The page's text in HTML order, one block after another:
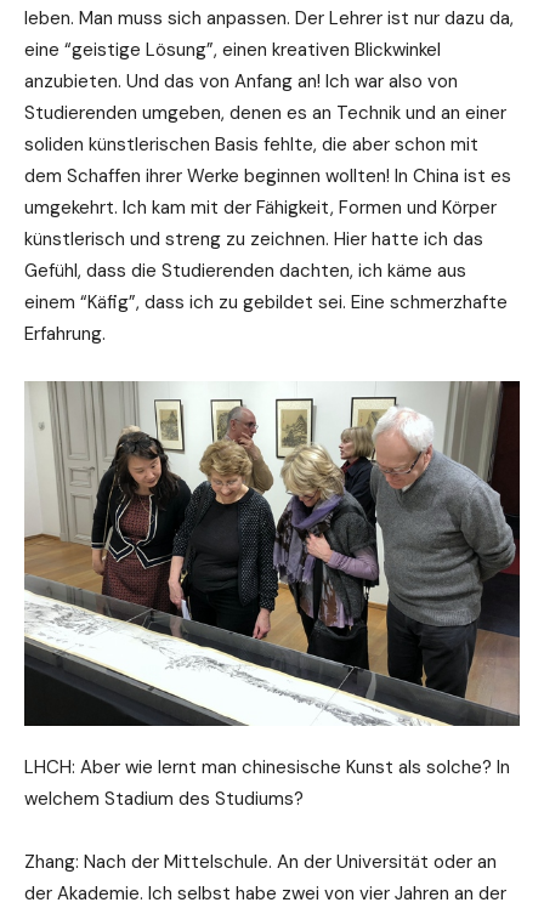
leben. Man muss sich anpassen. Der Lehrer ist nur dazu da,
eine “geistige Lösung”, einen kreativen Blickwinkel
anzubieten. Und das von Anfang an! Ich war also von
Studierenden umgeben, denen es an Technik und an einer
soliden künstlerischen Basis fehlte, die aber schon mit
dem Schaffen ihrer Werke beginnen wollten! In China ist es
umgekehrt. Ich kam mit der Fähigkeit, Formen und Körper
künstlerisch und streng zu zeichnen. Hier hatte ich das
Gefühl, dass die Studierenden dachten, ich käme aus
einem “Käfig”, dass ich zu gebildet sei. Eine schmerzhafte
Erfahrung.
LHCH: Aber wie lernt man chinesische Kunst als solche? In
welchem Stadium des Studiums?
Zhang: Nach der Mittelschule. An der Universität oder an
der Akademie. Ich selbst habe zwei von vier Jahren an der